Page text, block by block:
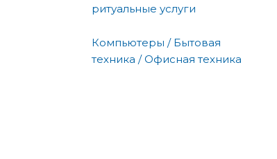
ритуальные услуги
Компьютеры / Бытовая
техника / Офисная техника